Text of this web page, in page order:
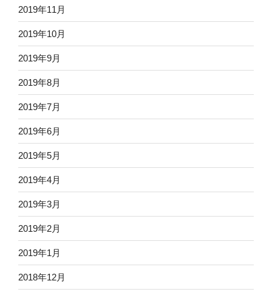
2019年11月
2019年10月
2019年9月
2019年8月
2019年7月
2019年6月
2019年5月
2019年4月
2019年3月
2019年2月
2019年1月
2018年12月